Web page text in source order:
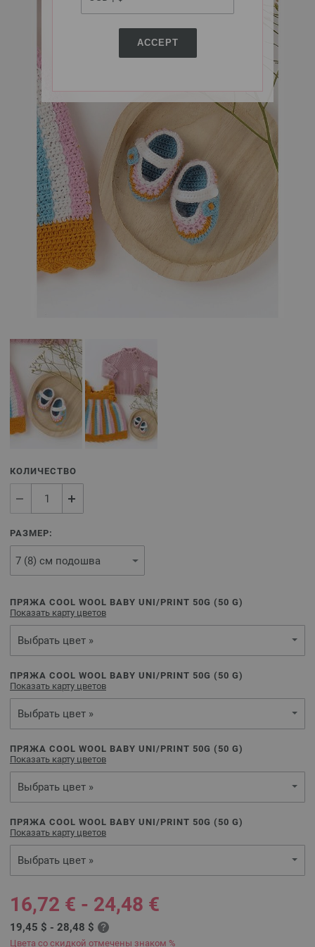
ACCEPT
КОЛИЧЕСТВО
РАЗМЕР:
ПРЯЖА COOL WOOL BABY UNI/PRINT 50G ( 50 G)
Показать карту цветов
Выбрать цвет »
ПРЯЖА COOL WOOL BABY UNI/PRINT 50G ( 50 G)
Показать карту цветов
Выбрать цвет »
ПРЯЖА COOL WOOL BABY UNI/PRINT 50G ( 50 G)
Показать карту цветов
Выбрать цвет »
ПРЯЖА COOL WOOL BABY UNI/PRINT 50G ( 50 G)
Показать карту цветов
Выбрать цвет »
16,72 € - 24,48 €
19,45 $ - 28,48 $
Цвета со скидкой отмечены знаком %